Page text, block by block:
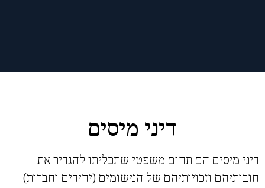
דיני מיסים
דיני מיסים הם תחום משפטי שתכליתו להגדיר את
חובותיהם וזכויותיהם של הנישומים (יחידים וחברות)